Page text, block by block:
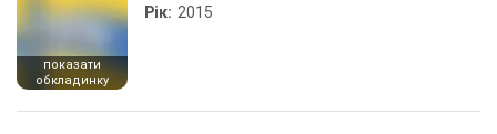
показати
обкладинку
Рік: 2015